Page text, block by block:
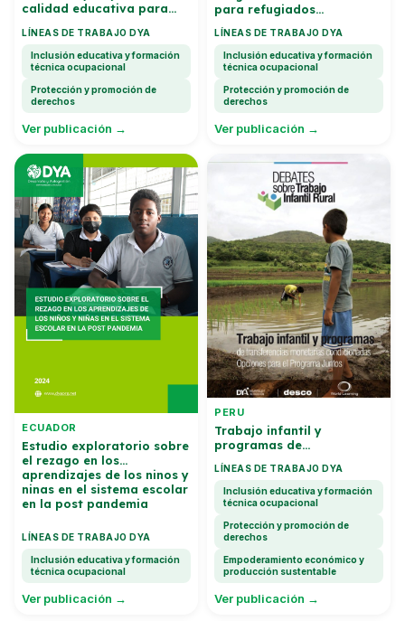
calidad educativa para
de movilidad humana y la
comunidad educativa de
acogida
LÍNEAS DE TRABAJO DYA
Inclusión educativa y formación
técnica ocupacional
Protección y promoción de
derechos
Ver publicación →
para refugiados
de asilo y ninos migrantes
vulnerables en Manabi,
Guayas y Pichincha
LÍNEAS DE TRABAJO DYA
Inclusión educativa y formación
técnica ocupacional
Protección y promoción de
derechos
Ver publicación →
ECUADOR
Estudio exploratorio sobre
el rezago en los
aprendizajes de los ninos y
ninas en el sistema escolar
en la post pandemia
LÍNEAS DE TRABAJO DYA
Inclusión educativa y formación
técnica ocupacional
Ver publicación →
PERU
Trabajo infantil y
programas de
transferencias monetarias
condicionadas
LÍNEAS DE TRABAJO DYA
Inclusión educativa y formación
técnica ocupacional
Protección y promoción de
derechos
Empoderamiento económico y
producción sustentable
Ver publicación →